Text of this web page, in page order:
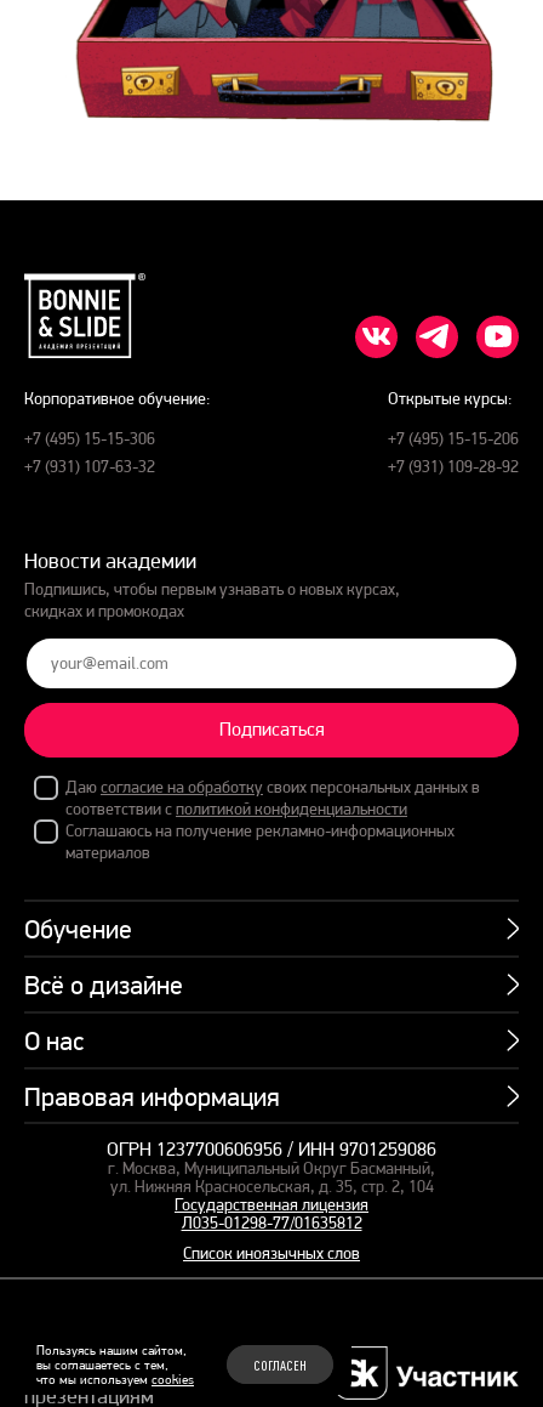
Пользуясь нашим сайтом,
вы соглашаетесь с тем,
что мы используем cookies
СОГЛАСЕН
Корпоративное обучение:
+7 (495) 15-15-306
+7 (931) 107-63-32
Открытые курсы:
+7 (495) 15-15-206
+7 (931) 109-28-92
Новости академии
Подпишись, чтобы первым узнавать о новых курсах,
скидках и промокодах
Подписаться
Даюсогласие на обработкусвоих персональных данных в
соответствии сполитикой конфиденциальности
Соглашаюсь на получение рекламно-информационных
материалов
Обучение
Курсы
Пакетные предложения
Профессии
Подарочные сертификаты
Корпоративное обучение
Курсы для сотрудников
Пакетные предложения
Всё о дизайне
Учебник по презентациям
Банк слайдов
Вебинары
Студия дизайна
Заказать презентацию
О нас
Об академии
СМИ о нас
Правовая информация
Карта сайта
Оферта и лицензия
Политика конфиденциальности
Рекомендательные технологии
Файлы Cookie
ОГРН 1237700606956 / ИНН 9701259086
г. Москва, Муниципальный Округ Басманный,
ул. Нижняя Красносельская, д. 35, стр. 2, 104
Государственная лицензия
Л035-01298-77/01635812
Список иноязычных слов
© 2015–2026 Бонни и Слайд
Обучающие курсы по
презентациям